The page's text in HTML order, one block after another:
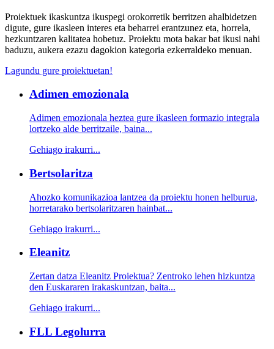
Proiektuek ikaskuntza ikuspegi orokorretik berritzen ahalbidetzen
digute, gure ikasleen interes eta beharrei erantzunez eta, horrela,
hezkuntzaren kalitatea hobetuz. Proiektu mota bakar bat ikusi nahi
baduzu, aukera ezazu dagokion kategoria ezkerraldeko menuan.
Lagundu gure proiektuetan!
Adimen emozionala
Adimen emozionala heztea gure ikasleen formazio integrala
lortzeko alde berritzaile, baina...
Gehiago irakurri...
Bertsolaritza
Ahozko komunikazioa lantzea da proiektu honen helburua,
horretarako bertsolaritzaren hainbat...
Gehiago irakurri...
Eleanitz
Zertan datza Eleanitz Proiektua? Zentroko lehen hizkuntza
den Euskararen irakaskuntzan, baita...
Gehiago irakurri...
FLL Legolurra